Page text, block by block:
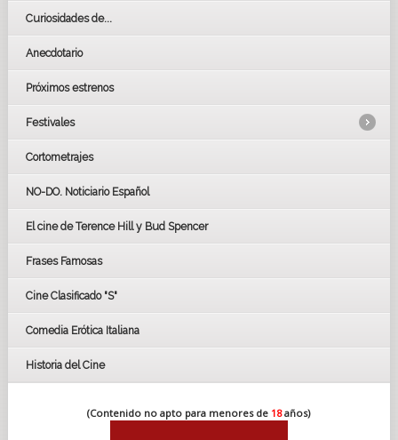
Curiosidades de...
Anecdotario
Próximos estrenos
Festivales
LOS OSCARS
GOYAS
BAFTA
Cortometrajes
NO-DO. Noticiario Español
El cine de Terence Hill y Bud Spencer
Frases Famosas
Cine Clasificado "S"
Comedia Erótica Italiana
Historia del Cine
(Contenido no apto para menores de 18años)